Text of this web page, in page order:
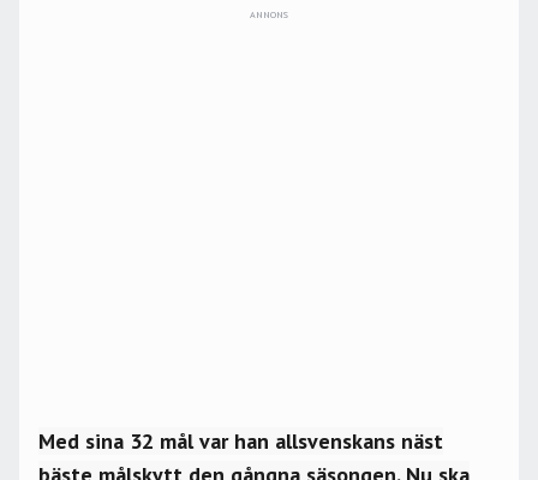
ANNONS
Med sina 32 mål var han allsvenskans näst